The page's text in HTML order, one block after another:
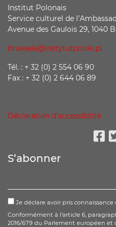
Institut Polonais
Service culturel de
Avenue des Gaulois 29, 1040
bruksela@instytutpolski.pl
Tél. : + 32 (0) 2 554 06 90
Fax : + 32 (0) 2 644 06 89
Déclaration d’accessibilité
S’abonner
Je déclare avoir pris
Conformément à l'article 6,
2016/679 du Parlement européen et